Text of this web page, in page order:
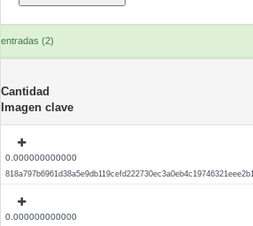
entradas (2)
Cantidad
Imagen clave
0.000000000000
0.000000000000